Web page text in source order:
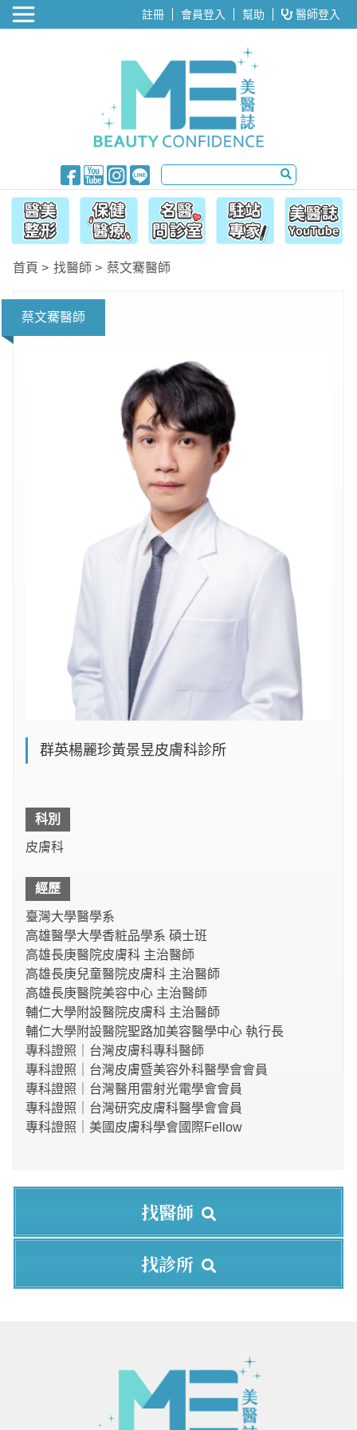
醫美整形 註冊 會員登入 幫助 醫師登入
首頁 找醫師 蔡文騫醫師
蔡文騫醫師
群英楊麗珍黃景昱皮膚科診所
科別
皮膚科
經歷
臺灣大學醫學系
高雄醫學大學香粧品學系 碩士班
高雄長庚醫院皮膚科 主治醫師
高雄長庚兒童醫院皮膚科 主治醫師
高雄長庚醫院美容中心 主治醫師
輔仁大學附設醫院皮膚科 主治醫師
輔仁大學附設醫院聖路加美容醫學中心 執行長
專科證照｜台灣皮膚科專科醫師
專科證照｜台灣皮膚暨美容外科醫學會會員
專科證照｜台灣醫用雷射光電學會會員
專科證照｜台灣研究皮膚科醫學會會員
專科證照｜美國皮膚科學會國際Fellow
找醫師
找診所